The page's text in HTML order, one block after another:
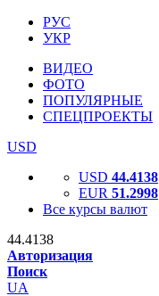
РУС
УКР
ВИДЕО
ФОТО
ПОПУЛЯРНЫЕ
СПЕЦПРОЕКТЫ
USD
USD 44.4138
EUR 51.2998
Все курсы валют
44.4138
Авторизация
Поиск
UA